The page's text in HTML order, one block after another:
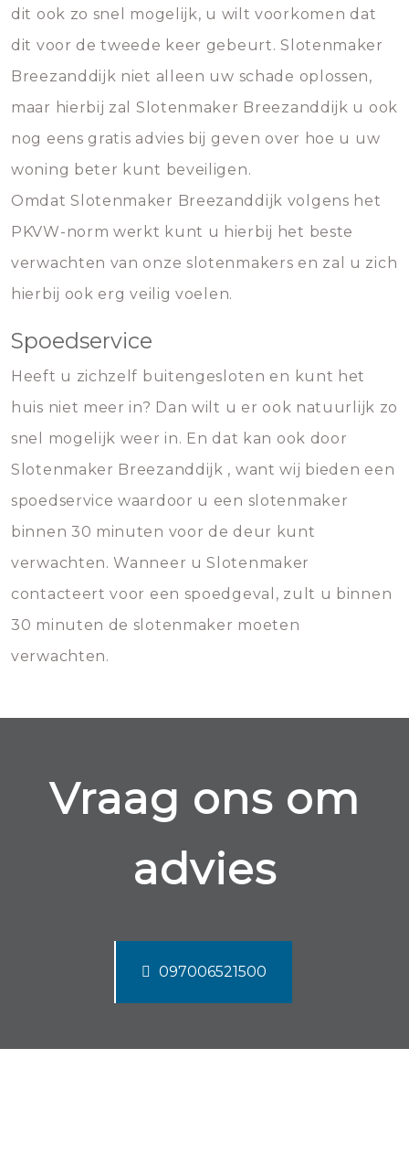
dit ook zo snel mogelijk, u wilt voorkomen dat
dit voor de tweede keer gebeurt. Slotenmaker
Breezanddijk niet alleen uw schade oplossen,
maar hierbij zal Slotenmaker Breezanddijk u ook
nog eens gratis advies bij geven over hoe u uw
woning beter kunt beveiligen.
Omdat Slotenmaker Breezanddijk volgens het
PKVW-norm werkt kunt u hierbij het beste
verwachten van onze slotenmakers en zal u zich
hierbij ook erg veilig voelen.
Spoedservice
Heeft u zichzelf buitengesloten en kunt het
huis niet meer in? Dan wilt u er ook natuurlijk zo
snel mogelijk weer in. En dat kan ook door
Slotenmaker Breezanddijk , want wij bieden een
spoedservice waardoor u een slotenmaker
binnen 30 minuten voor de deur kunt
verwachten. Wanneer u Slotenmaker
contacteert voor een spoedgeval, zult u binnen
30 minuten de slotenmaker moeten
verwachten.
Vraag ons om
advies
097006521500